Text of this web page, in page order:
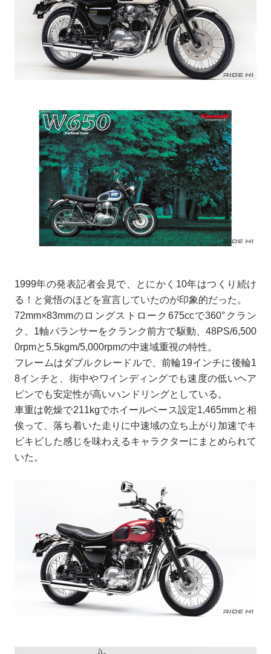
1999年の発表記者会見で、とにかく10年はつくり続け
る！と覚悟のほどを宣言していたのが印象的だった。
72mm×83mmのロングストローク675ccで360°クラン
ク、1軸バランサーをクランク前方で駆動、48PS/6,500
0rpmと5.5kgm/5,000rpmの中速域重視の特性。
フレームはダブルクレードルで、前輪19インチに後輪1
8インチと、街中やワインディングでも速度の低いヘア
ピンでも安定性が高いハンドリングとしている。
車重は乾燥で211kgでホイールベース設定1,465mmと相
俟って、落ち着いた走りに中速域の立ち上がり加速でキ
ビキビした感じを味わえるキャラクターにまとめられて
いた。